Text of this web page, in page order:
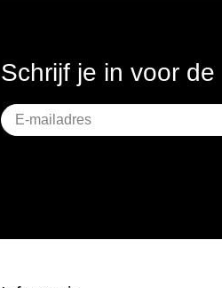
Schrijf je in voor de
Geen
titel